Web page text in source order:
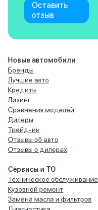
Оставить
отзыв
Новые автомобили
Бренды
Лучшие авто
Кредиты
Лизинг
Сравнения моделей
Дилеры
Трейд-ин
Отзывы об авто
Отзывы о дилерах
Сервисы и ТО
Техническое обслуживание
Кузовной ремонт
Замена масла и фильтров